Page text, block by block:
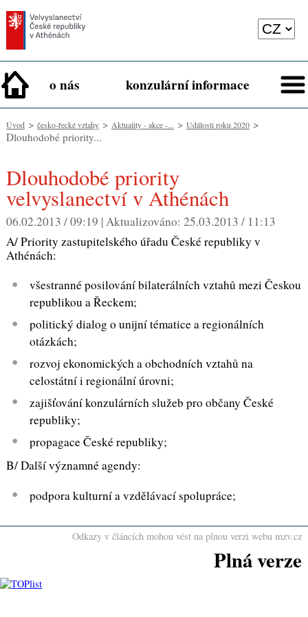
o nás konzulární informace
Úvod> česko-řecké vztahy> Aktuality - akce -... > Události roku 2020>
Dlouhodobé priority...
Dlouhodobé priority
velvyslanectví v Athénách
06.02.2013 / 09:19 |Aktualizováno: 25.03.2013 / 11:13
A/ Priority zastupitelského úřadu České republiky v
Athénách:
všestranné posilování bilaterálních vztahů mezi Českou
republikou a Řeckem;
politický dialog o unijní tématice a regionálních
otázkách;
rozvoj ekonomických a obchodních vztahů na
celostátní i regionální úrovni;
zajišťování konzulárních služeb pro občany České
republiky;
propagace České republiky;
B/ Další významné agendy:
podpora kulturní a vzdělávací spolupráce;
Odkazy v článcích mohou vést na plnou verzi webu mzv.cz
Plná verze